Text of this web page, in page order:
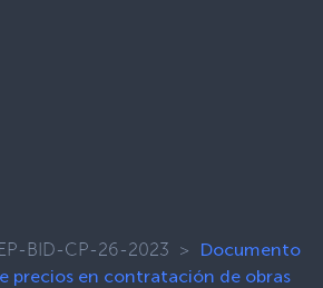
BID-CP-26-2023 >
Documento
precios en contratación de obras